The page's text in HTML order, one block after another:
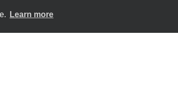
Learn more